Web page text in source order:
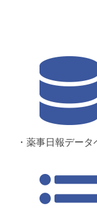
・薬事日報データ